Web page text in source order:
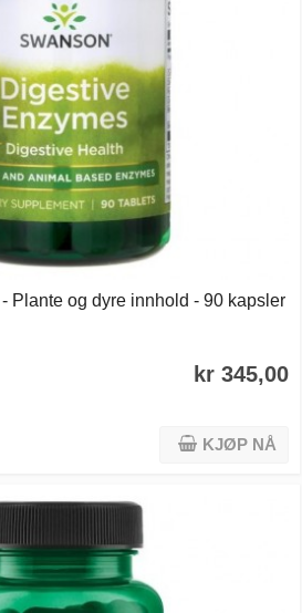
Plante og dyre innhold - 90 kapsler
kr 345,00
KJØP NÅ